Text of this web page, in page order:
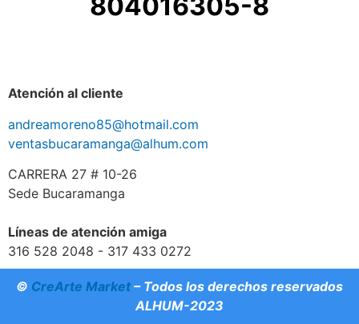
Atención al cliente
andreamoreno85@hotmail.com
ventasbucaramanga@alhum.com
CARRERA 27 # 10-26
Sede Bucaramanga
Líneas de atención amiga
316 528 2048 - 317 433 0272
© CreArte Market – Todos los derechos reservados
ALHUM-2023